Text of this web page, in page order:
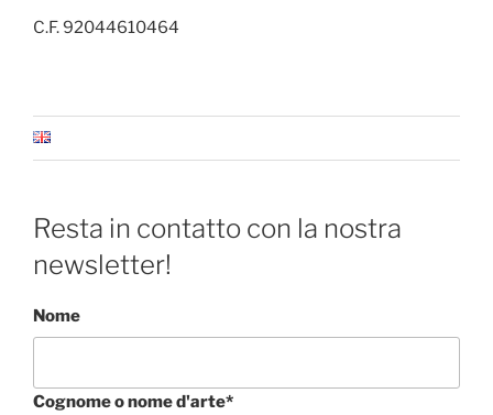
C.F. 92044610464
Resta in contatto con la nostra
newsletter!
Nome
Cognome o nome d'arte*